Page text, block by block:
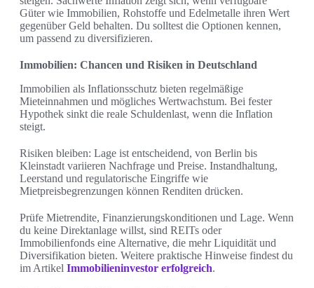
Güter wie Immobilien, Rohstoffe und Edelmetalle ihren Wert
gegenüber Geld behalten. Du solltest die Optionen kennen,
um passend zu diversifizieren.
Immobilien: Chancen und Risiken in Deutschland
Immobilien als Inflationsschutz bieten regelmäßige
Mieteinnahmen und mögliches Wertwachstum. Bei fester
Hypothek sinkt die reale Schuldenlast, wenn die Inflation
steigt.
Risiken bleiben: Lage ist entscheidend, von Berlin bis
Kleinstadt variieren Nachfrage und Preise. Instandhaltung,
Leerstand und regulatorische Eingriffe wie
Mietpreisbegrenzungen können Renditen drücken.
Prüfe Mietrendite, Finanzierungskonditionen und Lage. Wenn
du keine Direktanlage willst, sind REITs oder
Immobilienfonds eine Alternative, die mehr Liquidität und
Diversifikation bieten. Weitere praktische Hinweise findest du
im Artikel Immobilieninvestor erfolgreich.